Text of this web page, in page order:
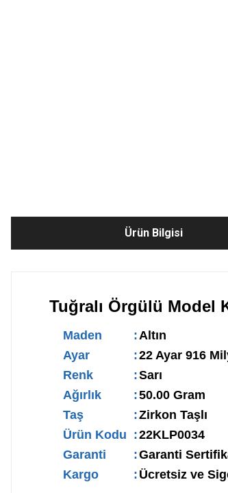
Ürün Bilgisi
Tuğralı Örgülü Model
Maden :Altın
Ayar
:22 Ayar 916
Renk
:Sarı
Ağırlık
:50.00 Gram
Taş
:Zirkon Taşlı
Ürün Kodu :22KLP0034
Garanti
:Garanti
Kargo
: Ücretsiz ve